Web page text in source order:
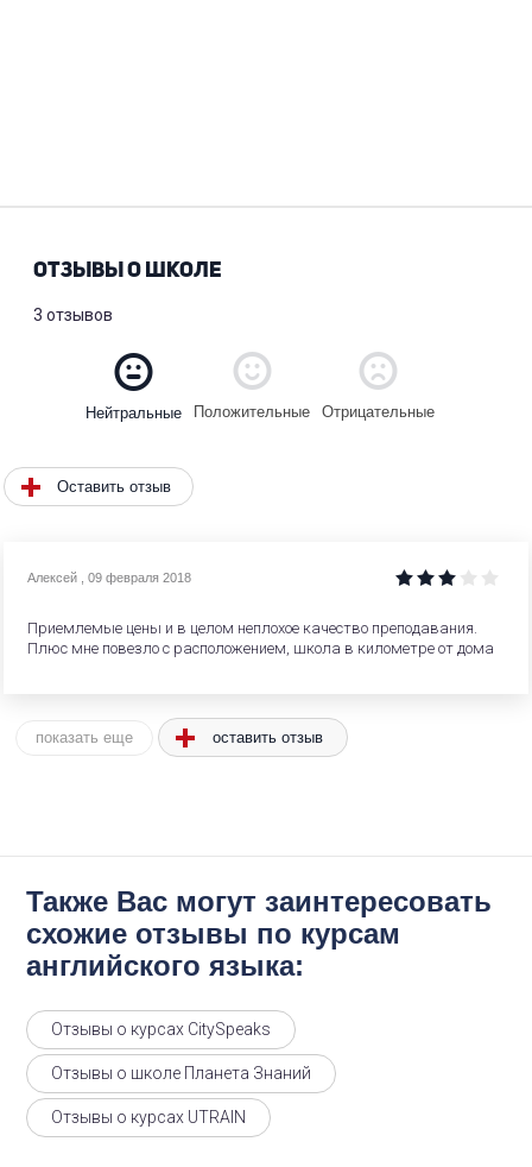
ОТЗЫВЫ О ШКОЛЕ
3 отзывов
Нейтральные Положительные Отрицательные
Оставить отзыв
Алексей 09 февраля 2018
Приемлемые цены и в целом неплохое качество преподавания.
Плюс мне повезло с расположением, школа в километре от дома
показать еще оставить отзыв
Также Вас могут заинтересовать
схожие отзывы по курсам
английского языка:
Отзывы о курсах CitySpeaks
Отзывы о школе Планета Знаний
Отзывы о курсах UTRAIN